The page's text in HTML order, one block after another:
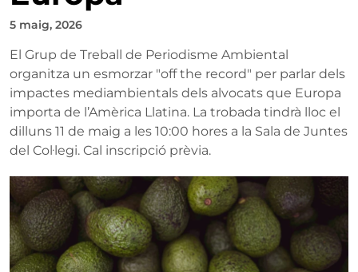
5 maig, 2026
El Grup de Treball de Periodisme Ambiental
organitza un esmorzar "off the record" per parlar dels
impactes mediambientals dels alvocats que Europa
importa de l’Amèrica Llatina. La trobada tindrà lloc el
dilluns 11 de maig a les 10:00 hores a la Sala de Juntes
del Col·legi. Cal inscripció prèvia.